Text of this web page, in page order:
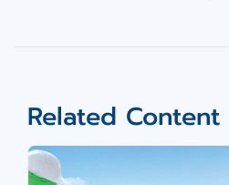
Related Content